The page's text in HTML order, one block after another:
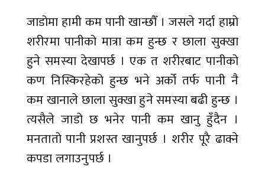
जाडोमा हामी कम पानी खान्छौँ । जसले गर्दा हाम्रो
शरीरमा पानीको मात्रा कम हुन्छ र छाला सुक्खा
हुने समस्या देखापर्छ । एक त शरीरबाट पानीको
कण निस्किरहेको हुन्छ भने अर्को तर्फ पानी नै
कम खानाले छाला सुक्खा हुने समस्या बढी हुन्छ ।
त्यसैले जाडो छ भनेर पानी कम खानु हुँदैन ।
मनतातो पानी प्रशस्त खानुपर्छ । शरीर पूरै ढाक्ने
कपडा लगाउनुपर्छ ।